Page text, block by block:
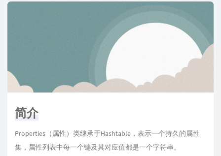
简介
Properties（属性）类继承于Hashtable，表示一个持久的属性
集，属性列表中每一个键及其对应值都是一个字符串。